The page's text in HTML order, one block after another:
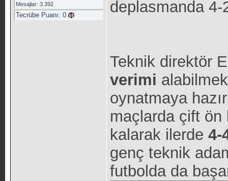
Mesajlar: 3.392
Tecrübe Puanı: 0
deplasmanda 4-
Teknik direktör
verimi
oynatmaya
maçlarda çift
kalarak ilerde 4-
genç teknik
futbolda da